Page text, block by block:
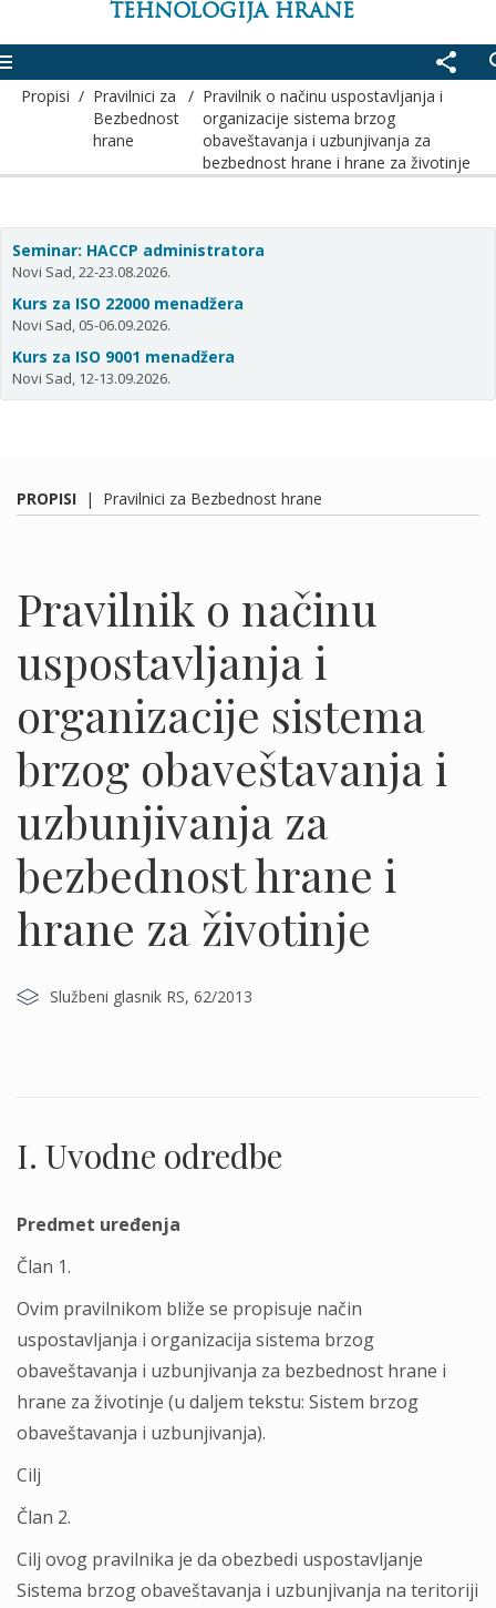
TEHNOLOGIJA HRANE
share
Propisi / Pravilnici za
Bezbednost
hrane
/ Pravilnik o načinu uspostavljanja i
organizacije sistema brzog
obaveštavanja i uzbunjivanja za
bezbednost hrane i hrane za životinje
Seminar: HACCP administratora
Novi Sad, 22-23.08.2026.
Kurs za ISO 22000 menadžera
Novi Sad, 05-06.09.2026.
Kurs za ISO 9001 menadžera
Novi Sad, 12-13.09.2026.
PROPISI | Pravilnici za Bezbednost hrane
Pravilnik o načinu
uspostavljanja i
organizacije sistema
brzog obaveštavanja i
uzbunjivanja za
bezbednost hrane i
hrane za životinje
Službeni glasnik RS, 62/2013
I. Uvodne odredbe
Predmet uređenja
Član 1.
Ovim pravilnikom bliže se propisuje način
uspostavljanja i organizacija sistema brzog
obaveštavanja i uzbunjivanja za bezbednost hrane i
hrane za životinje (u daljem tekstu: Sistem brzog
obaveštavanja i uzbunjivanja).
Cilj
Član 2.
Cilj ovog pravilnika je da obezbedi uspostavljanje
Sistema brzog obaveštavanja i uzbunjivanja na teritoriji